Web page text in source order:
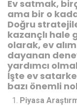
Ev satmak,
ama bir o
Doğru
kazançlı hale
olarak, ev
dayanan
yardımcı
İşte ev
bazı önemli
Piyasa